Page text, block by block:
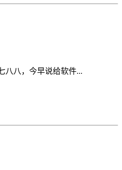
八八，今早说给软件...